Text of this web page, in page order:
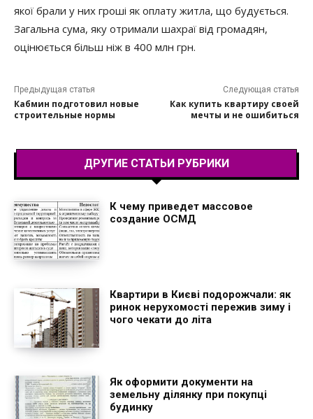
якої брали у них гроші як оплату житла, що будується.
Загальна сума, яку отримали шахраї від громадян,
оцінюється більш ніж в 400 млн грн.
Предыдущая статья
Кабмин подготовил новые
строительные нормы
Следующая статья
Как купить квартиру своей
мечты и не ошибиться
ДРУГИЕ СТАТЬИ РУБРИКИ
К чему приведет массовое
создание ОСМД
Квартири в Києві подорожчали: як
ринок нерухомості пережив зиму і
чого чекати до літа
Як оформити документи на
земельну ділянку при покупці
будинку